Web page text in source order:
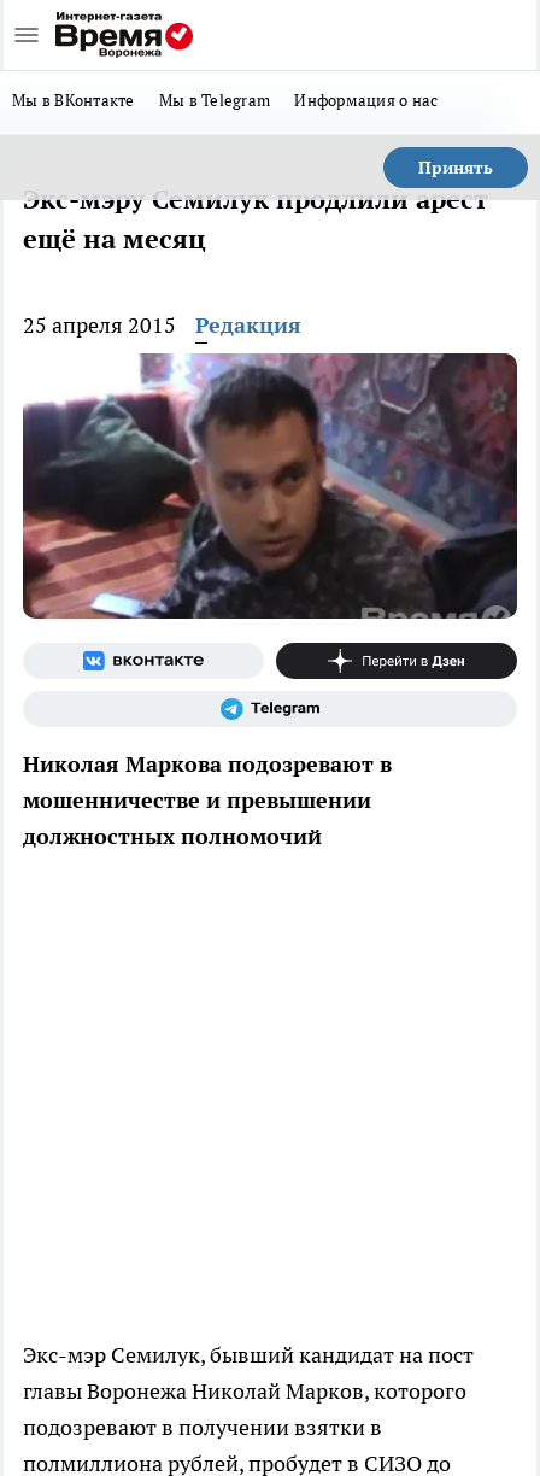
Мы в ВКонтакте Мы в Telegram Информация о нас
Принять
Экс-мэру Семилук продлили арест
ещё на месяц
25 апреля 2015 Редакция
Николая Маркова подозревают в
мошенничестве и превышении
должностных полномочий
Экс-мэр Семилук, бывший кандидат на пост
главы Воронежа Николай Марков, которого
подозревают в получении взятки в
полмиллиона рублей, пробудет в СИЗО до